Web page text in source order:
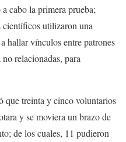
cabo la primera prueba;
utilizaron una
hallar vínculos entre patrones
relacionadas, para
que treinta y cinco voluntarios
y se moviera un brazo de
de los cuales, 11 pudieron